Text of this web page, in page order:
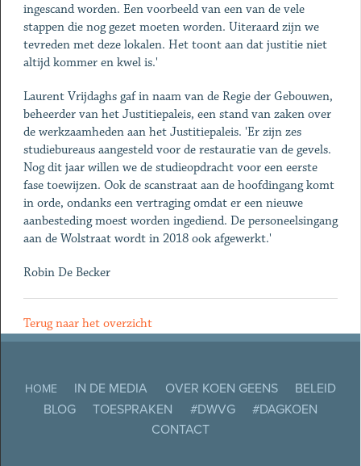
ingescand worden. Een voorbeeld van een van de vele
stappen die nog gezet moeten worden. Uiteraard zijn we
tevreden met deze lokalen. Het toont aan dat justitie niet
altijd kommer en kwel is.'
Laurent Vrijdaghs gaf in naam van de Regie der Gebouwen,
beheerder van het Justitiepaleis, een stand van zaken over
de werkzaamheden aan het Justitiepaleis. 'Er zijn zes
studiebureaus aangesteld voor de restauratie van de gevels.
Nog dit jaar willen we de studieopdracht voor een eerste
fase toewijzen. Ook de scanstraat aan de hoofdingang komt
in orde, ondanks een vertraging omdat er een nieuwe
aanbesteding moest worden ingediend. De personeelsingang
aan de Wolstraat wordt in 2018 ook afgewerkt.'
Robin De Becker
Terug naar het overzicht
HOME IN DE MEDIA OVER KOEN GEENS
BELEID
BLOG
TOESPRAKEN #DWVG
#DAGKOEN
CONTACT